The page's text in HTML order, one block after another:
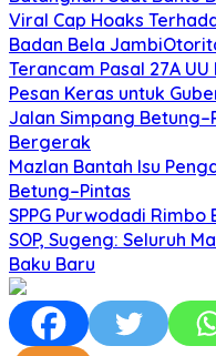
Viral Cap Hoaks
Badan Bela
Terancam Pasal 27A UU
Pesan Keras untuk
Jalan Simpang
Bergerak
Mazlan Bantah Isu
Betung–Pintas
SPPG Purwodadi Rimbo
SOP, Sugeng: Seluruh
Baku Baru